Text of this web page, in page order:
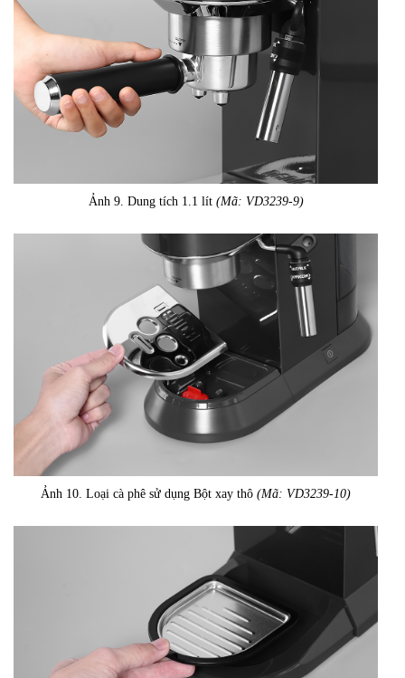
Ảnh 9. Dung tích 1.1 lít (Mã: VD3239-9)
Ảnh 10. Loại cà phê sử dụng Bột xay thô (Mã: VD3239-10)